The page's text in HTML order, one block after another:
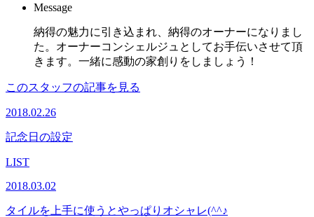
Message
納得の魅力に引き込まれ、納得のオーナーになりまし
た。オーナーコンシェルジュとしてお手伝いさせて頂
きます。一緒に感動の家創りをしましょう！
このスタッフの記事を見る
2018.02.26
記念日の設定
LIST
2018.03.02
タイルを上手に使うとやっぱりオシャレ(^^♪